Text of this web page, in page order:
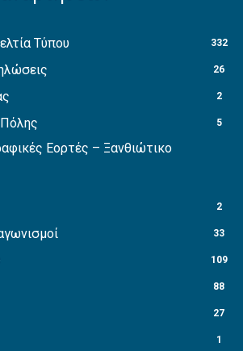
Τύπου 332
26
2
5
Εορτές – Ξανθιώτικο
2
33
109
88
27
1